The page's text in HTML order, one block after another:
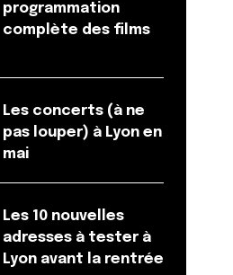
programmation
complète des films
Les concerts (à ne
pas louper) à Lyon en
mai
Les 10 nouvelles
adresses à tester à
Lyon avant la rentrée